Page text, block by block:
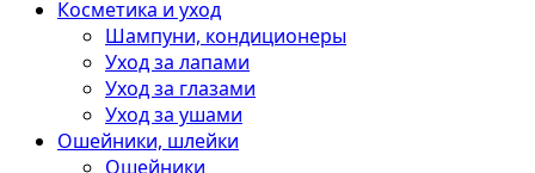
Косметика и уход
Шампуни, кондиционеры
Уход за лапами
Уход за глазами
Уход за ушами
Ошейники, шлейки
Ошейники